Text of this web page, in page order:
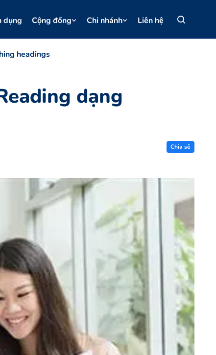
dụng Cộng đồng Chi nhánh Liên hệ
headings
dạng
Chia sẻ